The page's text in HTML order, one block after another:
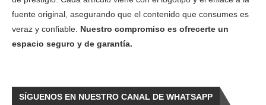
fuente original, asegurando que el contenido que consumes es
veraz y confiable. Nuestro compromiso es ofrecerte un
espacio seguro y de garantía.
SÍGUENOS EN NUESTRO CANAL DE WHATSAPP